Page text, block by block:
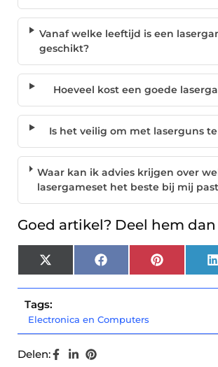
Vanaf welke leeftijd is een
geschikt?
Hoeveel kost een goede
Is het veilig om met laserguns
Waar kan ik advies krijgen over
lasergameset het beste bij mij
Goed artikel? Deel hem
X
(Twitter)
Facebook Pinterest
Tags:
Electronica en Computers
Delen: